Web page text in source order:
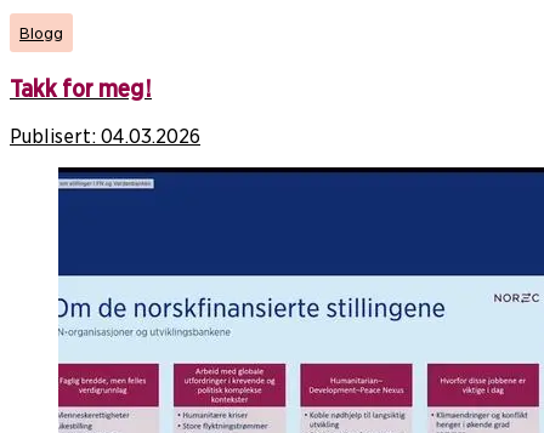
Blogg
Takk for meg!
Publisert: 04.03.2026